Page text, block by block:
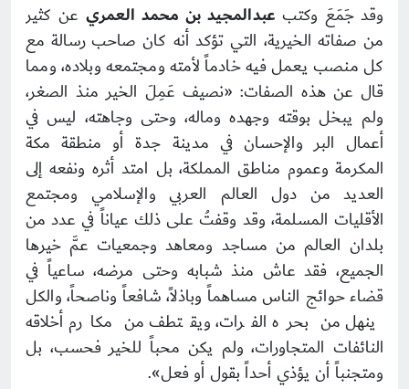
وقد جَمَعَ وكتب عبدالمجيد بن محمد العمري عن كثير
من صفاته الخيرية، التي تؤكد أنه كان صاحب رسالة مع
كل منصب يعمل فيه خادماً لأمته ومجتمعه وبلاده، ومما
قال عن هذه الصفات: «نصيف عَمِلَ الخير منذ الصغر،
ولم يبخل بوقته وجهده وماله، وحتى وجاهته، ليس في
أعمال البر والإحسان في مدينة جدة أو منطقة مكة
المكرمة وعموم مناطق المملكة، بل امتد أثره ونفعه إلى
العديد من دول العالم العربي والإسلامي ومجتمع
الأقليات المسلمة، وقد وقفتُ على ذلك عياناً في عدد من
بلدان العالم من مساجد ومعاهد وجمعيات عمَّ خيرها
الجميع، فقد عاش منذ شبابه وحتى مرضه، ساعياً في
قضاء حوائج الناس مساهماً وباذلاً، شافعاً وناصحاً، والكل
ينهل من بحره الفرات، ويقتطف من مكارم أخلاقه
النائفات المتجاورات، ولم يكن محباً للخير فحسب، بل
ومتجنباً أن يؤذي أحداً بقول أو فعل».